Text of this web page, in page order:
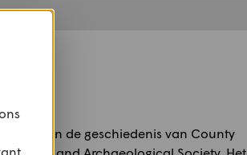
is aan de geschiedenis van County